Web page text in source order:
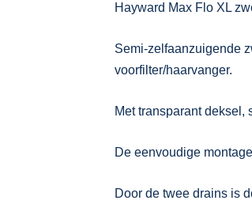
Hayward Max Flo XL
Semi-zelfaanzuigende
voorfilter/haarvanger.
Met transparant deksel,
De eenvoudige
Door de twee drains is